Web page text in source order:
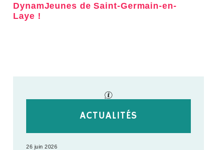
DynamJeunes de Saint-Germain-en-
Laye !
ACTUALITÉS
26 juin 2026